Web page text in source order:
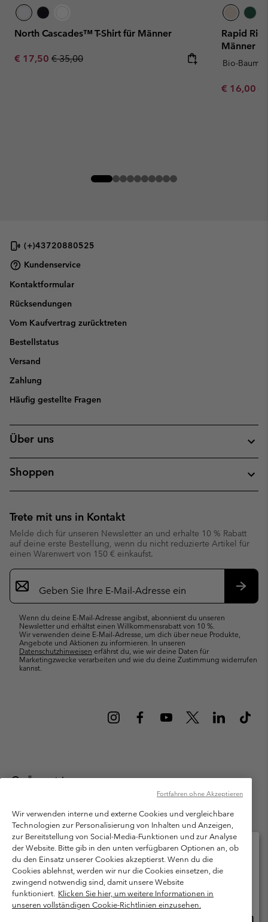
North Cascades™ T-Shirt für Männer
Sale price:
€ 17,50 Regular price:
€ 35,00
Rapid
Männer
Bio-
Sale price:
€ 16,00€
(+)43720880525
Kundenservice
Kontaktformular
Rücksendungen
Vom Kaufvertrag zurücktreten
Bestellstatus
Versand
Zahlung
Häufig gestellte Fragen
Über uns
Shoppen
Trete mit uns in Kontakt
Melde dich für unseren Newsletter an und erhalte 10 % Rabatt
auf deine erste Bestellung, wenn du nicht reduzierte Artikel für
einen Warenwert von 150 € einkaufst.
Newsletter-
Anmeldung
Wenn du deine E-Mail-Adresse angibst, abonnierst du unseren
Newsletter und erhältst einen Willkommensrabatt von 10 %.
Wir verwenden deine E-Mail-Adresse, um dich über neue Produkte,
Angebote und Aktionen zu informieren. In unseren
Datenschutzhinweisen erfährst du, wie wir deine Daten für
Marketingzwecke verarbeiten und wie du deine Zustimmung widerrufen
kannst.
Österreich
Columbia Sportswear Austria GmbH. Moosfeldstraße 1, 5101
Bergheim, Salzburg Österreich. Alle Rechte vorbehalten.
Nutzungsbedingungen
Allgemeine Verkaufsbedingungen
Garantie
Datenschutzerklärung
Bestimmungen und Bedingungen des Mitglieder Programms
Nutzungsbedingungen Für Nutzergenerierte Inhalte
Cookies
Wir verwenden interne und externe Cookies und vergleichbare
Technologien zur Personalisierung von Inhalten und Anzeigen,
zur Bereitstellung von Social-Media-Funktionen und zur Analyse
der Website. Bitte gib in den unten verfügbaren Optionen an, ob
du den Einsatz unserer Cookies akzeptierst. Wenn du die
Cookies ablehnst, werden wir nur die Cookies einsetzen, die
zwingend notwendig sind, damit unsere Website
funktioniert. Klicken Sie hier, um weitere Informationen in
unseren vollständigen Cookie-Richtlinien einzusehen.
Fortfahren ohne Akzeptieren
Bitte wählen Sie Ihr Lieferland und Ihre Sprache
Online-Einkauf verfügbar